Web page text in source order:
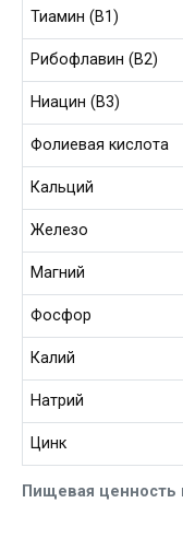
Пищевая ценность
Тиамин (В1)
Рибофлавин (В2)
Ниацин (В3)
Фолиевая кислота
Кальций
Железо
Магний
Фосфор
Калий
Натрий
Цинк